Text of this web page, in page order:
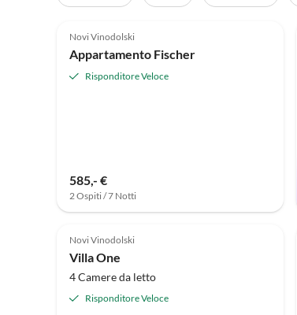
Novi Vinodolski
Appartamento Fischer
Risponditore Veloce
585,- €
2 Ospiti / 7 Notti
Novi Vinodolski
Villa One
4 Camere da letto
Risponditore Veloce